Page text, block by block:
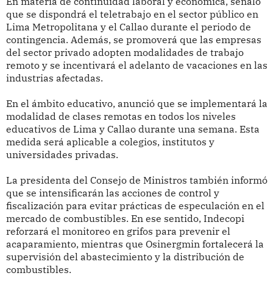
que se dispondrá el teletrabajo en el sector público en
Lima Metropolitana y el Callao durante el periodo de
contingencia. Además, se promoverá que las empresas
del sector privado adopten modalidades de trabajo
remoto y se incentivará el adelanto de vacaciones en las
industrias afectadas.
En el ámbito educativo, anunció que se implementará la
modalidad de clases remotas en todos los niveles
educativos de Lima y Callao durante una semana. Esta
medida será aplicable a colegios, institutos y
universidades privadas.
La presidenta del Consejo de Ministros también informó
que se intensificarán las acciones de control y
fiscalización para evitar prácticas de especulación en el
mercado de combustibles. En ese sentido, Indecopi
reforzará el monitoreo en grifos para prevenir el
acaparamiento, mientras que Osinergmin fortalecerá la
supervisión del abastecimiento y la distribución de
combustibles.